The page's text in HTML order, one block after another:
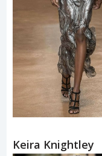
Keira Knightley